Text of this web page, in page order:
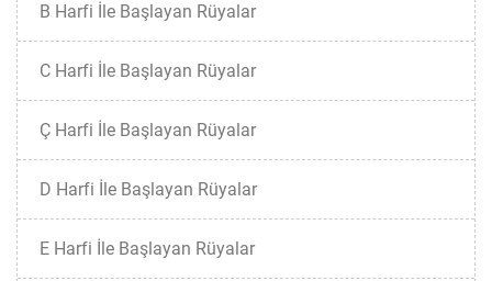
B Harfi İle Başlayan Rüyalar
C Harfi İle Başlayan Rüyalar
Ç Harfi İle Başlayan Rüyalar
D Harfi İle Başlayan Rüyalar
E Harfi İle Başlayan Rüyalar